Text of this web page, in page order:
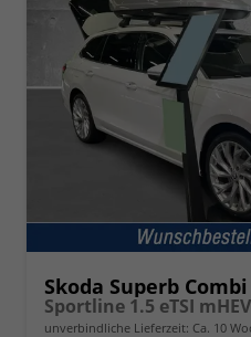
Skoda Superb Combi
unverbindliche Lieferzeit: Ca. 10